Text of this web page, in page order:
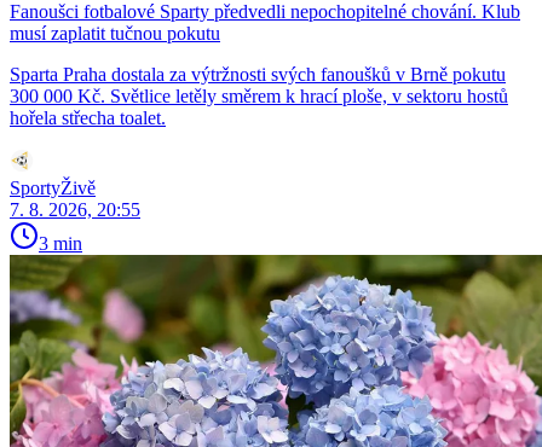
Fanoušci fotbalové Sparty předvedli nepochopitelné chování. Klub
musí zaplatit tučnou pokutu
Sparta Praha dostala za výtržnosti svých fanoušků v Brně pokutu
300 000 Kč. Světlice letěly směrem k hrací ploše, v sektoru hostů
hořela střecha toalet.
SportyŽivě
7. 8. 2026, 20:55
3 min